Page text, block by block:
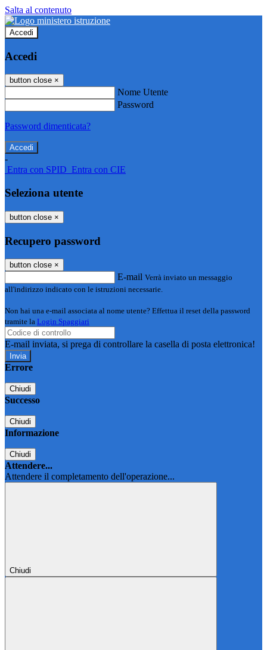
Salta al contenuto
Accedi
Accedi
button close ×
Nome Utente
Password
Password dimenticata?
-
Entra con SPID Entra con CIE
Seleziona utente
button close ×
Recupero password
button close ×
E-mail Verrà inviato un messaggio
all'indirizzo indicato con le istruzioni necessarie.
Non hai una e-mail associata al nome utente? Effettua il reset della password
tramite la Login Spaggiari
E-mail inviata, si prega di controllare la casella di posta elettronica!
Errore
Chiudi
Successo
Chiudi
Informazione
Chiudi
Attendere...
Attendere il completamento dell'operazione...
Chiudi